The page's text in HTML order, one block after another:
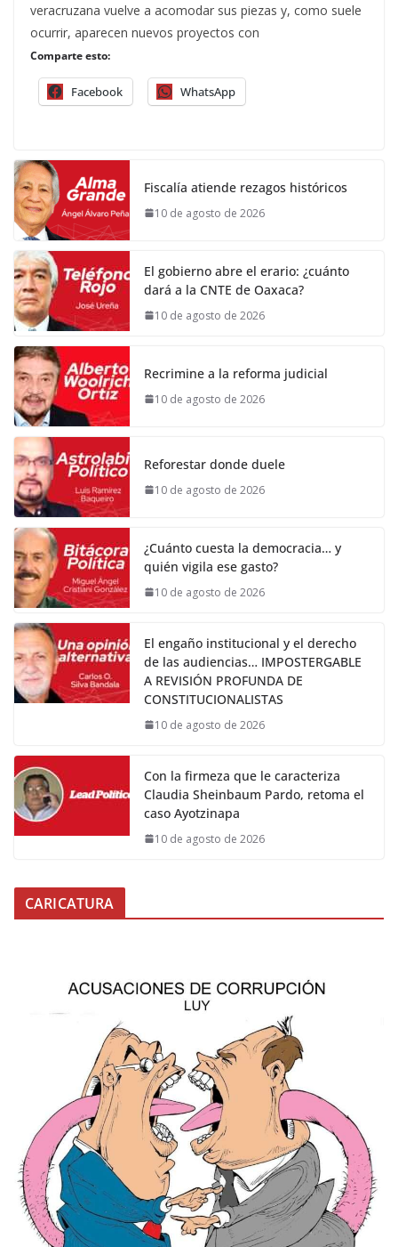
veracruzana vuelve a acomodar sus piezas y, como suele
ocurrir, aparecen nuevos proyectos con
Comparte esto:
Facebook WhatsApp
Fiscalía atiende rezagos históricos
10 de agosto de 2026
El gobierno abre el erario: ¿cuánto
dará a la CNTE de Oaxaca?
10 de agosto de 2026
Recrimine a la reforma judicial
10 de agosto de 2026
Reforestar donde duele
10 de agosto de 2026
¿Cuánto cuesta la democracia… y
quién vigila ese gasto?
10 de agosto de 2026
El engaño institucional y el derecho
de las audiencias… IMPOSTERGABLE
A REVISIÓN PROFUNDA DE
CONSTITUCIONALISTAS
10 de agosto de 2026
Con la firmeza que le caracteriza
Claudia Sheinbaum Pardo, retoma el
caso Ayotzinapa
10 de agosto de 2026
CARICATURA